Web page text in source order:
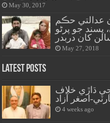
May 30, 2017
عدالتي حڪم
پسند جو پرڻو
May 27, 2018
Latest Posts
ڌاڙي خلاف
اصغر آزاد
4 weeks ago